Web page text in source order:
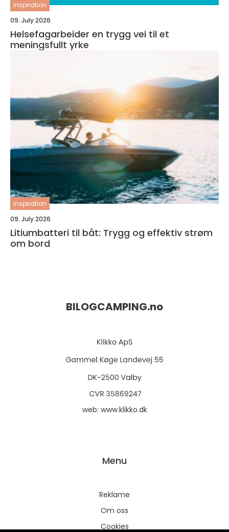
inspiration
09. July 2026
Helsefagarbeider en trygg vei til et
meningsfullt yrke
inspiration
09. July 2026
Litiumbatteri til båt: Trygg og effektiv strøm
om bord
BILOGCAMPING.no
web: www.klikko.dk
Menu
Reklame
Om oss
Cookies